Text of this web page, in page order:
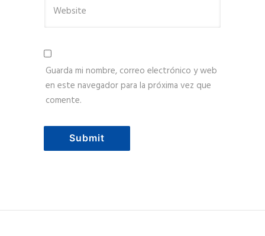
Guarda mi nombre, correo electrónico y web
en este navegador para la próxima vez que
comente.